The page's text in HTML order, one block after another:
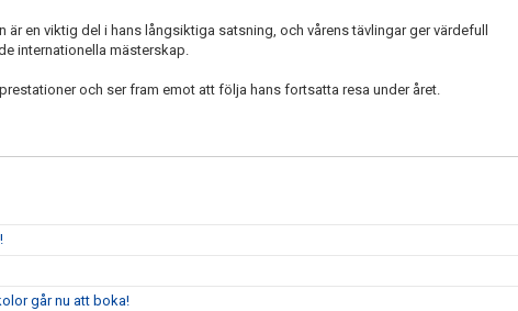
är en viktig del i hans långsiktiga satsning, och vårens tävlingar ger värdefull
internationella mästerskap.
och ser fram emot att följa hans fortsatta resa under året.
går nu att boka!